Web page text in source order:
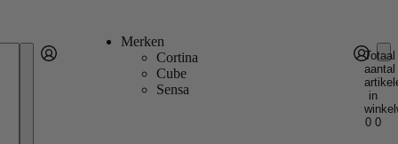
Merken
Cortina
Cube
Sensa
Andere inlogoptiesInloggen
Totaal
aantal
in
0 0